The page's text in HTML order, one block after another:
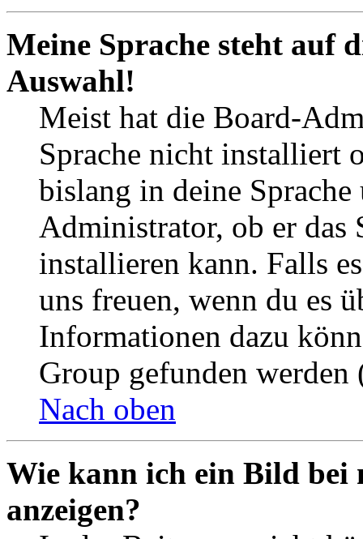
Meine Sprache steht auf
Auswahl!
Meist hat die Board-
Sprache nicht installiert
bislang in deine
Administrator, ob er das
installieren kann. Falls
uns freuen, wenn du es
Informationen dazu
Group gefunden
Nach oben
Wie kann ich ein Bild bei
anzeigen?